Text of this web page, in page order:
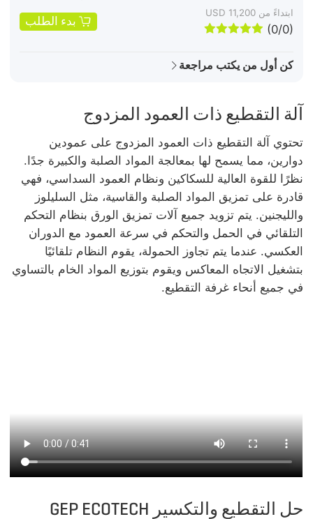
ابتداءً من USD 11,200
 (0/0)
بدء الطلب
كن أول من يكتب مراجعة
آلة التقطيع ذات العمود المزدوج
تحتوي آلة التقطيع ذات العمود المزدوج على عمودين
دوارين، مما يسمح لها بمعالجة المواد الصلبة والكبيرة جدًا.
نظرًا للقوة العالية للسكاكين ونظام العمود السداسي، فهي
قادرة على تمزيق المواد الصلبة والقاسية، مثل السليلوز
والليجنين. يتم تزويد جميع آلات تمزيق الورق بنظام التحكم
التلقائي في الحمل والتحكم في سرعة العمود مع الدوران
العكسي. عندما يتم تجاوز الحمولة، يقوم النظام تلقائيًا
بتشغيل الاتجاه المعاكس ويقوم بتوزيع المواد الخام بالتساوي
في جميع أنحاء غرفة التقطيع.
حل التقطيع والتكسير GEP ECOTECH